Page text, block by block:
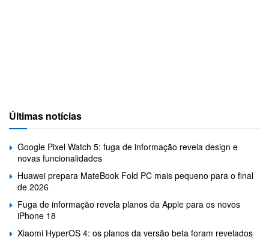
Últimas notícias
Google Pixel Watch 5: fuga de informação revela design e
novas funcionalidades
Huawei prepara MateBook Fold PC mais pequeno para o final
de 2026
Fuga de informação revela planos da Apple para os novos
iPhone 18
Xiaomi HyperOS 4: os planos da versão beta foram revelados